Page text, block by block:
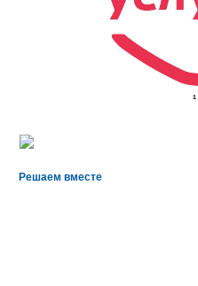
1
Решаем вместе